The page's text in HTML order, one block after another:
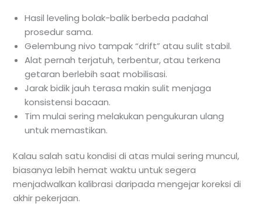
Hasil leveling bolak-balik berbeda padahal
prosedur sama.
Gelembung nivo tampak “drift” atau sulit stabil.
Alat pernah terjatuh, terbentur, atau terkena
getaran berlebih saat mobilisasi.
Jarak bidik jauh terasa makin sulit menjaga
konsistensi bacaan.
Tim mulai sering melakukan pengukuran ulang
untuk memastikan.
Kalau salah satu kondisi di atas mulai sering muncul,
biasanya lebih hemat waktu untuk segera
menjadwalkan kalibrasi daripada mengejar koreksi di
akhir pekerjaan.